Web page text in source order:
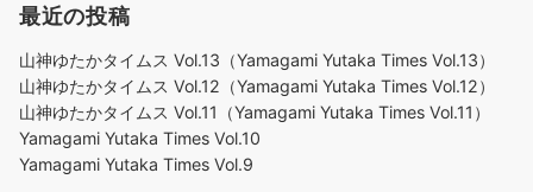
最近の投稿
山神ゆたかタイムス Vol.13（Yamagami Yutaka Times Vol.13）
山神ゆたかタイムス Vol.12（Yamagami Yutaka Times Vol.12）
山神ゆたかタイムス Vol.11（Yamagami Yutaka Times Vol.11）
Yamagami Yutaka Times Vol.10
Yamagami Yutaka Times Vol.9